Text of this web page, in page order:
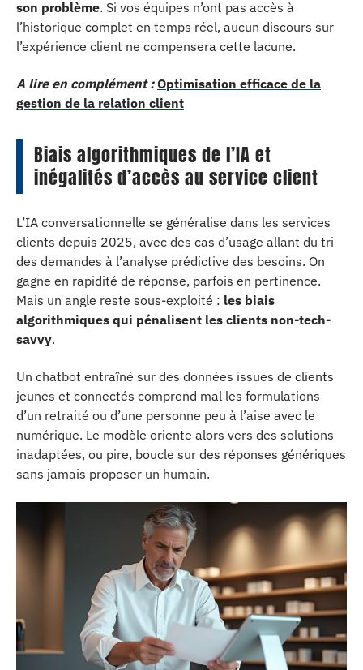
son problème. Si vos équipes n’ont pas accès à
l’historique complet en temps réel, aucun discours sur
l’expérience client ne compensera cette lacune.
A lire en complément : Optimisation efficace de la
gestion de la relation client
Biais algorithmiques de l’IA et
inégalités d’accès au service client
L’IA conversationnelle se généralise dans les services
clients depuis 2025, avec des cas d’usage allant du tri
des demandes à l’analyse prédictive des besoins. On
gagne en rapidité de réponse, parfois en pertinence.
Mais un angle reste sous-exploité : les biais
algorithmiques qui pénalisent les clients non-tech-
savvy.
Un chatbot entraîné sur des données issues de clients
jeunes et connectés comprend mal les formulations
d’un retraité ou d’une personne peu à l’aise avec le
numérique. Le modèle oriente alors vers des solutions
inadaptées, ou pire, boucle sur des réponses génériques
sans jamais proposer un humain.